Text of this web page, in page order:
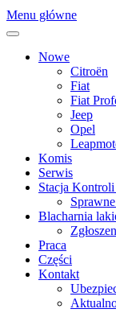
Menu główne
Nowe
Citroën
Fiat
Fiat
Jeep
Opel
Komis
Serwis
Stacja
Blacharnia
Praca
Części
Kontakt